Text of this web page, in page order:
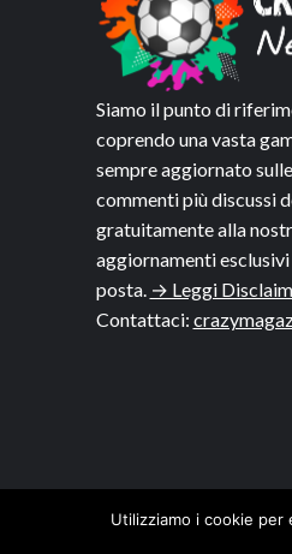
Siamo il punto di
coprendo una vasta
sempre aggiornato
commenti più discussi
gratuitamente alla
aggiornamenti
posta. → Leggi
Contattaci:
Utilizziamo i cookie